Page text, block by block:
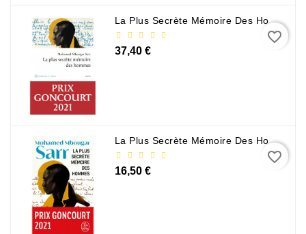
La Plus Secrète Mémoire Des Hommes - Mohamed Mbougar Sarr
37,40 €
favorite_border
La Plus Secrète Mémoire Des Hommes - Mohamed Mbougar Sarr
16,50 €
favorite_border